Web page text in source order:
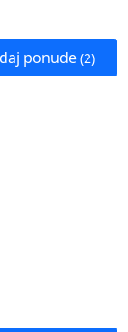
ponude (2)